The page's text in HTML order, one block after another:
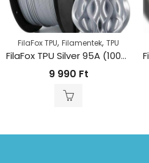
FilaFox TPU, Filamentek, TPU
FilaFox TPU Silver 95A (1000g / 1,75mm)
9 990 Ft